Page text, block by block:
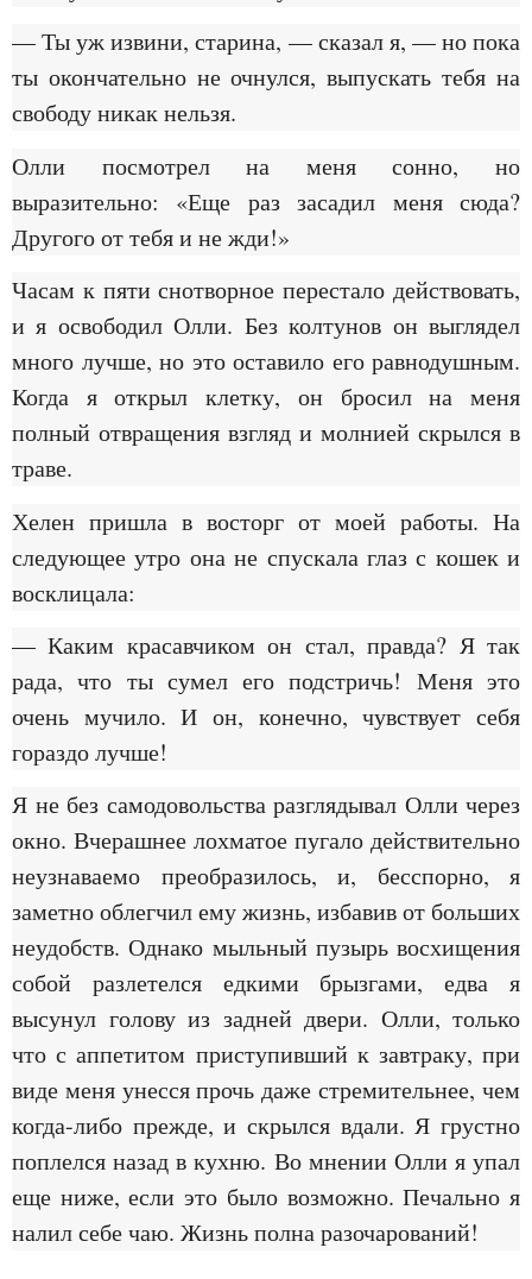
— Ты уж извини, старина, — сказал я, — но пока
ты окончательно не очнулся, выпускать тебя на
свободу никак нельзя.
Олли посмотрел на меня сонно, но
выразительно: «Еще раз засадил меня сюда?
Другого от тебя и не жди!»
Часам к пяти снотворное перестало действовать,
и я освободил Олли. Без колтунов он выглядел
много лучше, но это оставило его равнодушным.
Когда я открыл клетку, он бросил на меня
полный отвращения взгляд и молнией скрылся в
траве.
Хелен пришла в восторг от моей работы. На
следующее утро она не спускала глаз с кошек и
восклицала:
— Каким красавчиком он стал, правда? Я так
рада, что ты сумел его подстричь! Меня это
очень мучило. И он, конечно, чувствует себя
гораздо лучше!
Я не без самодовольства разглядывал Олли через
окно. Вчерашнее лохматое пугало действительно
неузнаваемо преобразилось, и, бесспорно, я
заметно облегчил ему жизнь, избавив от больших
неудобств. Однако мыльный пузырь восхищения
собой разлетелся едкими брызгами, едва я
высунул голову из задней двери. Олли, только
что с аппетитом приступивший к завтраку, при
виде меня унесся прочь даже стремительнее, чем
когда-либо прежде, и скрылся вдали. Я грустно
поплелся назад в кухню. Во мнении Олли я упал
еще ниже, если это было возможно. Печально я
налил себе чаю. Жизнь полна разочарований!